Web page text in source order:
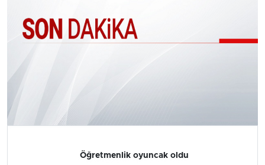
Öğretmenlik oyuncak oldu